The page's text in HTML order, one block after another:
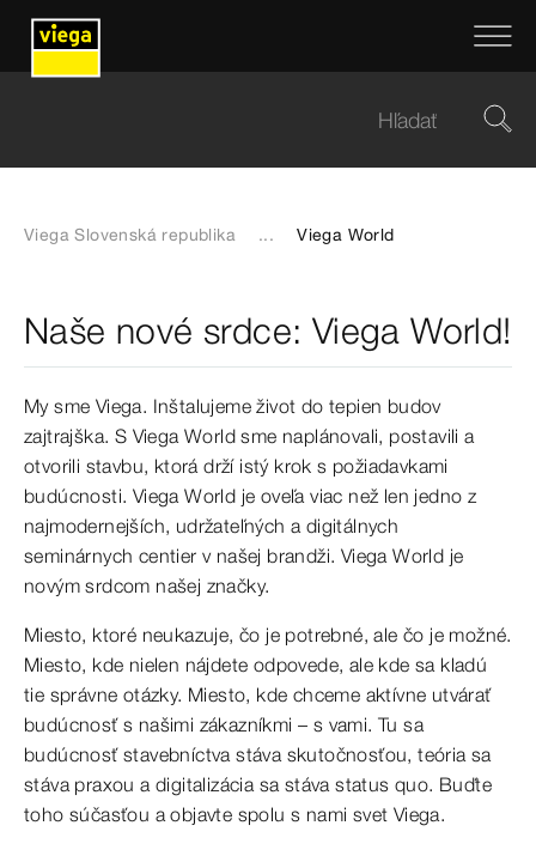
Viega Slovenská republika ... Viega World
Naše nové srdce: Viega World!
My sme Viega. Inštalujeme život do tepien budov
zajtrajška. S Viega World sme naplánovali, postavili a
otvorili stavbu, ktorá drží istý krok s požiadavkami
budúcnosti. Viega World je oveľa viac než len jedno z
najmodernejších, udržateľných a digitálnych
seminárnych centier v našej brandži. Viega World je
novým srdcom našej značky.
Miesto, ktoré neukazuje, čo je potrebné, ale čo je možné.
Miesto, kde nielen nájdete odpovede, ale kde sa kladú
tie správne otázky. Miesto, kde chceme aktívne utvárať
budúcnosť s našimi zákazníkmi – s vami. Tu sa
budúcnosť stavebníctva stáva skutočnosťou, teória sa
stáva praxou a digitalizácia sa stáva status quo. Buďte
toho súčasťou a objavte spolu s nami svet Viega.